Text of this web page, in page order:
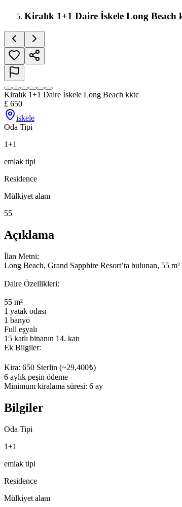
Kiralık 1+1 Daire İskele Long Beach
Kiralık 1+1 Daire İskele Long Beach kktc
£ 650
iskele
Oda Tipi
1+1
emlak tipi
Residence
Mülkiyet alanı
55
Açıklama
İlan Metni:
Long Beach, Grand Sapphire Resort’ta bulunan, 55
Daire Özellikleri:
55 m²
1 yatak odası
1 banyo
Full eşyalı
15 katlı binanın 14. katı
Ek Bilgiler:
Kira: 650 Sterlin (~29,400₺)
6 aylık peşin ödeme
Minimum kiralama süresi: 6 ay
Bilgiler
Oda Tipi
1+1
emlak tipi
Residence
Mülkiyet alanı